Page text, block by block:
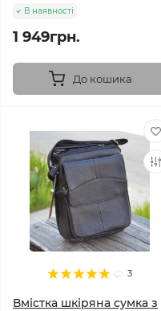
В наявності
1 949грн.
До кошика
3
Вмістка шкіряна сумка з